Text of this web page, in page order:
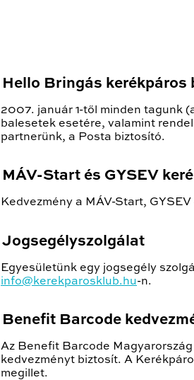
Hello Bringás
2007. január 1-től minden tagunk
balesetek esetére, valamint
partnerünk, a Posta biztosító.
MÁV-Start és GYSEV
Kedvezmény a MÁV-Start,
Jogsegélyszolgálat
Egyesületünk egy jogsegély
info@kerekparosklub.hu-n.
Benefit Barcode
Az Benefit Barcode
kedvezményt biztosít. A
megillet.